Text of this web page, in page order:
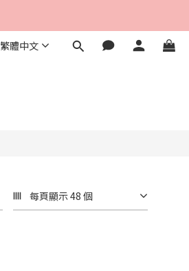
繁體中文
每頁顯示 48 個